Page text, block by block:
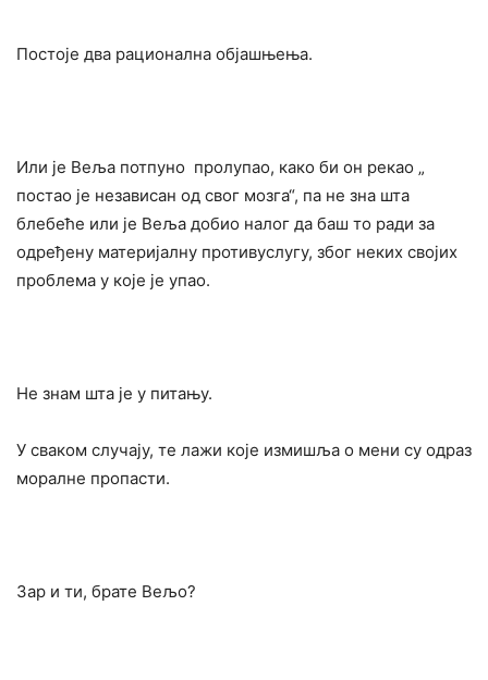
Постоје два рационална објашњења.
Или је Веља потпуно пролупао, како би он рекао „
постао је независан од свог мозга“, па не зна шта
блебеће или је Веља добио налог да баш то ради за
одређену материјалну противуслугу, због неких својих
проблема у које је упао.
Не знам шта је у питању.
У сваком случају, те лажи које измишља о мени су одраз
моралне пропасти.
Зар и ти, брате Вељо?